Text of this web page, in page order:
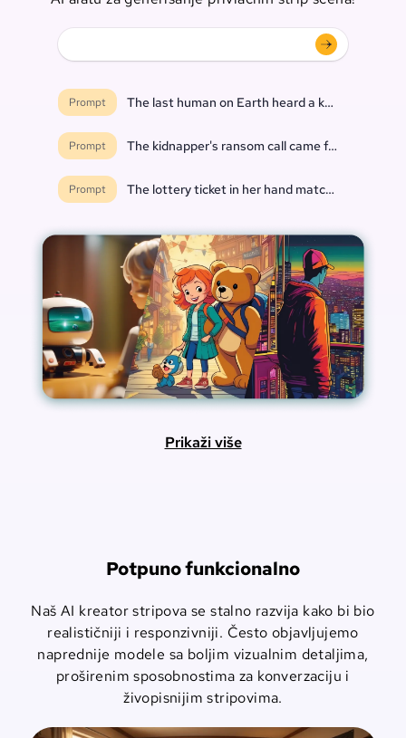
Prompt The last human on Earth heard a knock at the
Prompt The kidnapper's ransom call came from inside
Prompt The lottery ticket in her hand matched every
Prikaži više
Potpuno funkcionalno
Naš AI kreator stripova se stalno razvija kako bi bio
realističniji i responzivniji. Često objavljujemo
naprednije modele sa boljim vizualnim detaljima,
proširenim sposobnostima za konverzaciju i
živopisnijim stripovima.